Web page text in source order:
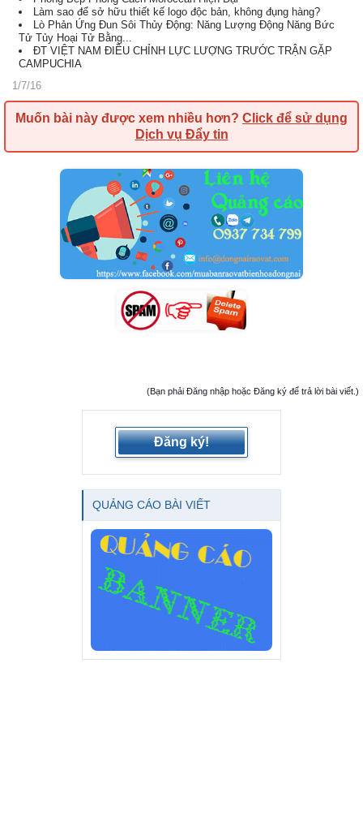
Làm sao để sở hữu thiết kế logo độc bản, không đụng hàng?
Lò Phản Ứng Đun Sôi Thủy Động: Năng Lượng Động Năng Bức
Tử Tủy Hoại Tử Bằng...
ĐT VIỆT NAM ĐIỀU CHỈNH LỰC LƯỢNG TRƯỚC TRẬN GẶP
CAMPUCHIA
1/7/16
Muốn bài này được xem nhiều hơn? Click để sử dụng
Dịch vụ Đẩy tin
(Bạn phải Đăng nhập hoặc Đăng ký để trả lời bài viết.)
Đăng ký!
QUẢNG CÁO BÀI VIẾT